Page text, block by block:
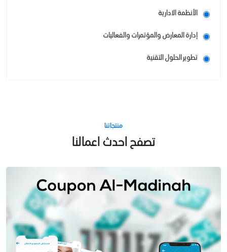
الأنظمة الادارية
إدارة المعارض والمؤتمرات والفعاليات
تطوير الحلول التقنية
منتجاتنا
تصفح احدث اعمالنا